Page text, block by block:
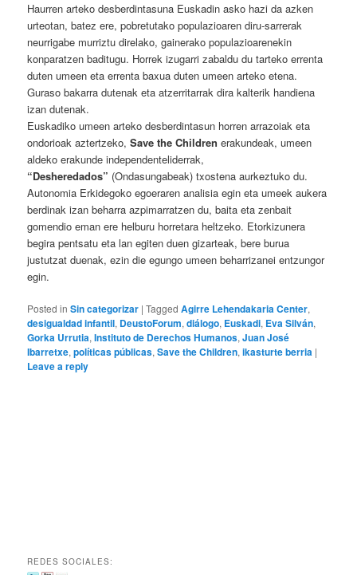
Haurren arteko desberdintasuna Euskadin asko hazi da azken
urteotan, batez ere, pobretutako populazioaren diru-sarrerak
neurrigabe murriztu direlako, gainerako populazioarenekin
konparatzen baditugu. Horrek izugarri zabaldu du tarteko errenta
duten umeen eta errenta baxua duten umeen arteko etena.
Guraso bakarra dutenak eta atzerritarrak dira kalterik handiena
izan dutenak.
Euskadiko umeen arteko desberdintasun horren arrazoiak eta
ondorioak aztertzeko,Save the Children erakundeak, umeen
aldeko erakunde independenteliderrak,
“Desheredados” (Ondasungabeak) txostena aurkeztuko du.
Autonomia Erkidegoko egoeraren analisia egin eta umeek aukera
berdinak izan beharra azpimarratzen du, baita eta zenbait
gomendio eman ere helburu horretara heltzeko. Etorkizunera
begira pentsatu eta lan egiten duen gizarteak, bere burua
justutzat duenak, ezin die egungo umeen beharrizanei entzungor
egin.
Posted in Sin categorizar |Tagged Agirre Lehendakaria Center,
desigualdad infantil, DeustoForum,diálogo, Euskadi, Eva Silván,
Gorka Urrutia,Instituto de Derechos Humanos,Juan José
Ibarretxe,políticas públicas,Save the Children,ikasturte berria |
Leave a reply
REDES SOCIALES: